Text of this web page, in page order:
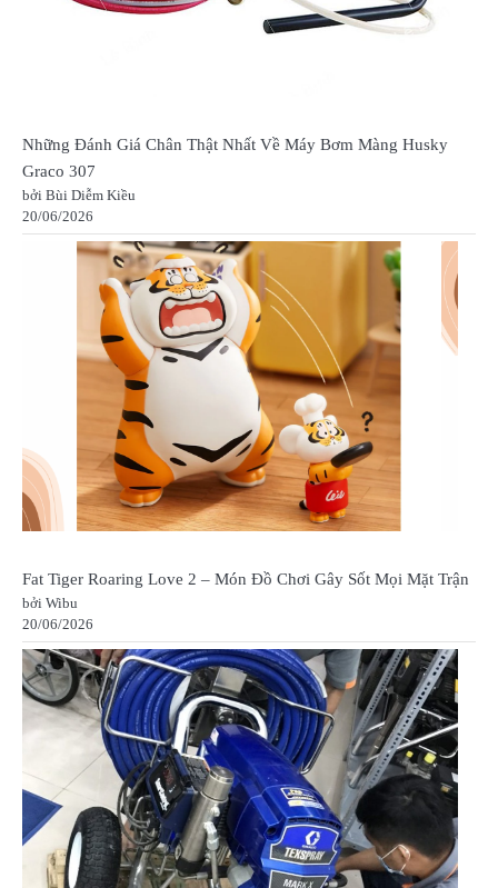
Những Đánh Giá Chân Thật Nhất Về Máy Bơm Màng Husky
Graco 307
bởi Bùi Diễm Kiều
20/06/2026
Fat Tiger Roaring Love 2 – Món Đồ Chơi Gây Sốt Mọi Mặt Trận
bởi Wibu
20/06/2026